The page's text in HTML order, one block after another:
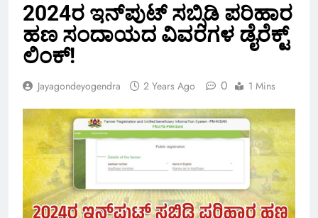
2024ರ ಇನ್‌ಪುಟ್ ಸಬ್ಸಿಡಿ ಪರಿಹಾರ
ಹಣ ಸಂದಾಯದ ವಿವರಗಳ ಡೈರೆಕ್ಟ್
ಲಿಂಕ್!
Jayagondeyogendra 2 Years Ago 0 1 Mins